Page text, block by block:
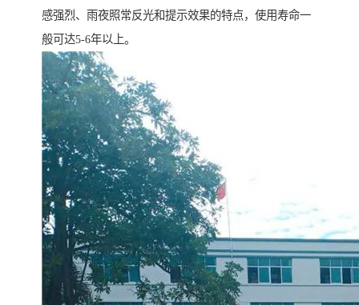
感强烈、雨夜照常反光和提示效果的特点，使用寿命一
般可达5-6年以上。